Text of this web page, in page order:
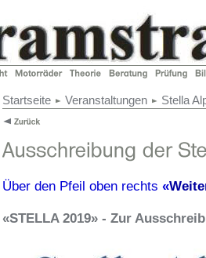
Startseite Veranstaltungen Stella
Über den Pfeil oben rechts «
«STELLA 2019» - Zur